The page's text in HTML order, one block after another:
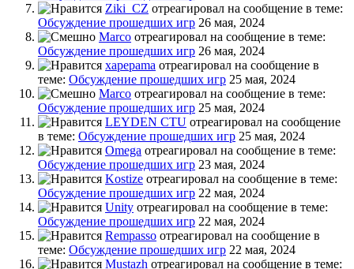
Ziki_CZ отреагировал на сообщение в теме:
Обсуждение прошедших игр 26 мая, 2024
Marco отреагировал на сообщение в теме:
Обсуждение прошедших игр 26 мая, 2024
xapepama отреагировал на сообщение в
теме: Обсуждение прошедших игр 25 мая, 2024
Marco отреагировал на сообщение в теме:
Обсуждение прошедших игр 25 мая, 2024
LEYDEN CTU отреагировал на сообщение
в теме: Обсуждение прошедших игр 25 мая, 2024
Omega отреагировал на сообщение в теме:
Обсуждение прошедших игр 23 мая, 2024
Kostize отреагировал на сообщение в теме:
Обсуждение прошедших игр 22 мая, 2024
Unity отреагировал на сообщение в теме:
Обсуждение прошедших игр 22 мая, 2024
Rempasso отреагировал на сообщение в
теме: Обсуждение прошедших игр 22 мая, 2024
Mustazh отреагировал на сообщение в теме: